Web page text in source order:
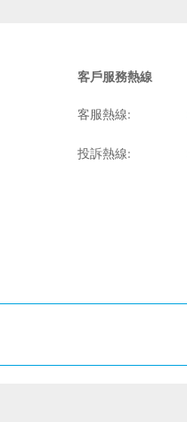
客戶服務熱線
客服熱線:
投訴熱線: